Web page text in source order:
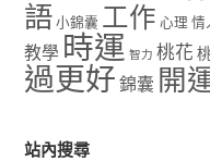
語小錦囊 工作 心理 情
教學 時運 智力 桃花
過更好錦囊 開
站內搜尋